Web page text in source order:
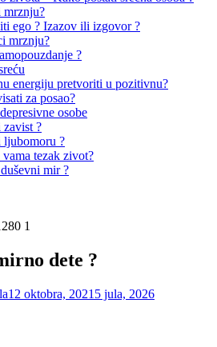
mrznju?
ego ? Izazov ili izgovor ?
mrznju?
?
energiju pretvoriti u pozitivnu?
za posao?
osobe
?
?
tezak zivot?
mir ?
dete ?
Posted
12 oktobra, 2021 5 jula, 2026